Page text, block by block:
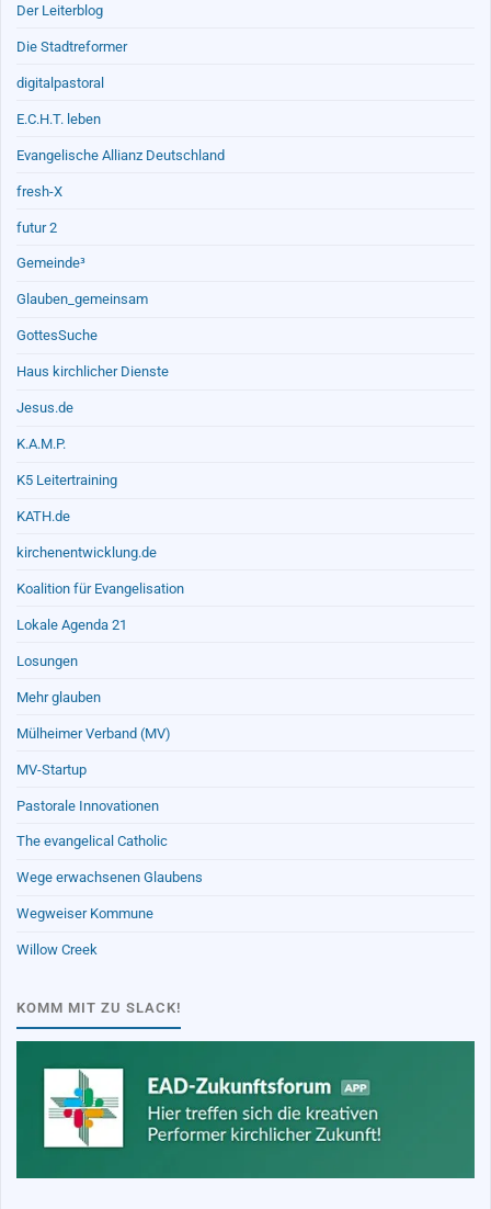
Der Leiterblog
Die Stadtreformer
digitalpastoral
E.C.H.T. leben
Evangelische Allianz Deutschland
fresh-X
futur 2
Gemeinde³
Glauben_gemeinsam
GottesSuche
Haus kirchlicher Dienste
Jesus.de
K.A.M.P.
K5 Leitertraining
KATH.de
kirchenentwicklung.de
Koalition für Evangelisation
Lokale Agenda 21
Losungen
Mehr glauben
Mülheimer Verband (MV)
MV-Startup
Pastorale Innovationen
The evangelical Catholic
Wege erwachsenen Glaubens
Wegweiser Kommune
Willow Creek
KOMM MIT ZU SLACK!